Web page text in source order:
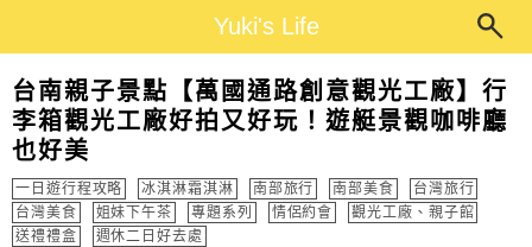
Yuki's Life
台南親子景點【萬國通路創意觀光工廠】行
李箱觀光工廠好拍又好玩！遊艇景觀咖啡廳
也好美
一日遊行程攻略 冰淇淋霜淇淋 南部旅行 南部美食
台灣旅行
台灣美食
姐妹下午茶 專題系列 情侶約會
觀光工廠、親子館
送禮禮盒
週休二日好去處